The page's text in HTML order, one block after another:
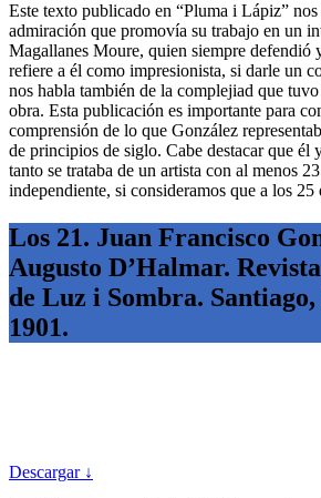
Este texto publicado en “Pluma i Lápiz” nos
admiración que promovía su trabajo en un
Magallanes Moure, quien siempre defendió
refiere a él como impresionista, si darle un
nos habla también de la complejiad que
obra. Esta publicación es importante para
comprensión de lo que González
de principios de siglo. Cabe destacar que él
tanto se trataba de un artista con al menos
independiente, si consideramos que a los 25
Los 21. Juan Francisco
Augusto D’Halmar.
de Luz i Sombra.
1901.
Descargar ↓